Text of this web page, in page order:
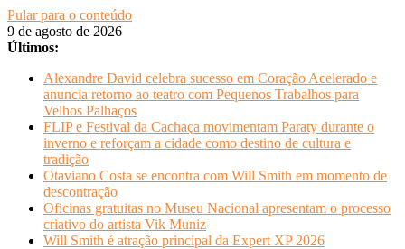
Pular para o conteúdo
9 de agosto de 2026
Últimos:
Alexandre David celebra sucesso em Coração Acelerado e
anuncia retorno ao teatro com Pequenos Trabalhos para
Velhos Palhaços
FLIP e Festival da Cachaça movimentam Paraty durante o
inverno e reforçam a cidade como destino de cultura e
tradição
Otaviano Costa se encontra com Will Smith em momento de
descontração
Oficinas gratuitas no Museu Nacional apresentam o processo
criativo do artista Vik Muniz
Will Smith é atração principal da Expert XP 2026